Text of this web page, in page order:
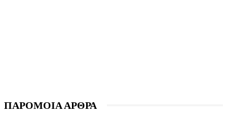
ΠΑΡΟΜΟΙΑ ΑΡΘΡΑ